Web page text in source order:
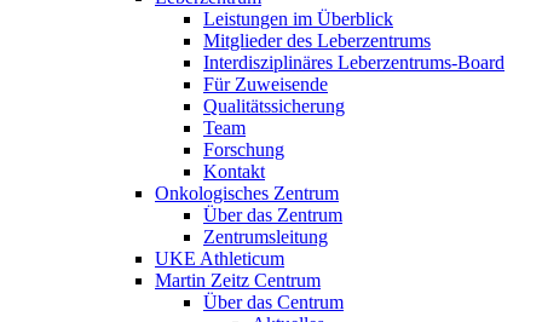
Leistungen im Überblick
Mitglieder des Leberzentrums
Interdisziplinäres Leberzentrums-Board
Für Zuweisende
Qualitätssicherung
Team
Forschung
Kontakt
Onkologisches Zentrum
Über das Zentrum
Zentrumsleitung
UKE Athleticum
Martin Zeitz Centrum
Über das Centrum